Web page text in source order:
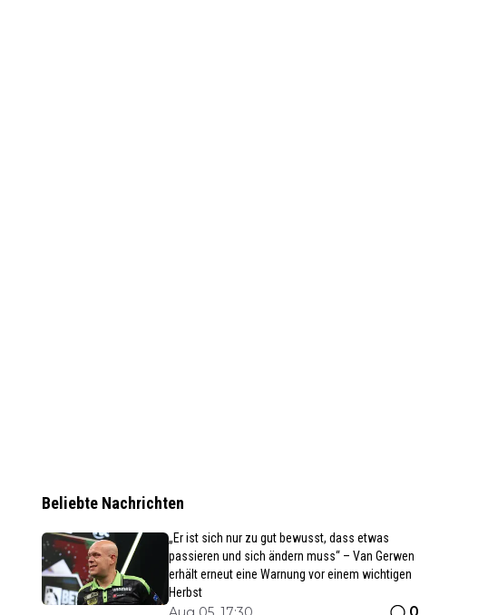
Beliebte Nachrichten
„Er ist sich nur zu gut bewusst, dass etwas
passieren und sich ändern muss“ – Van Gerwen
erhält erneut eine Warnung vor einem wichtigen
Herbst